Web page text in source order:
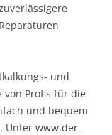
und
von Profis für die
und bequem
Unter www.der-